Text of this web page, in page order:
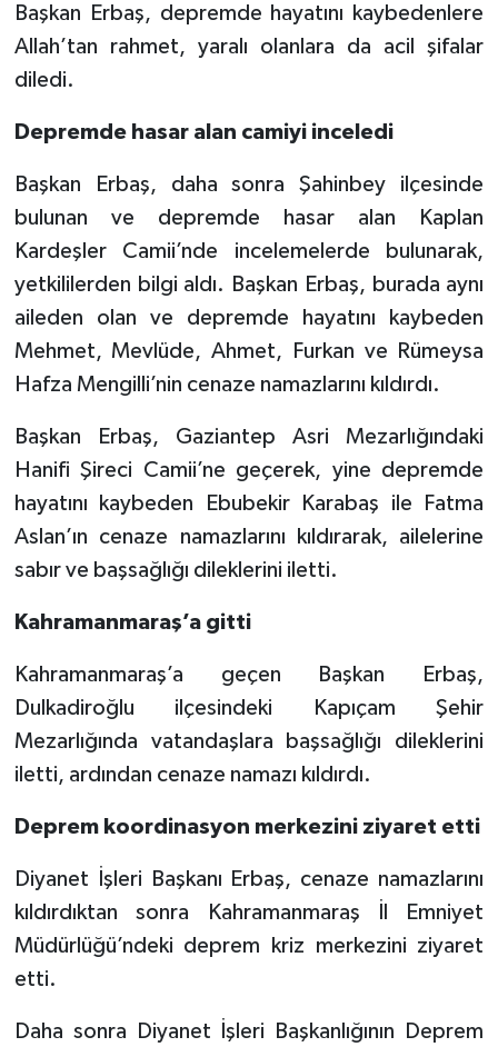
Başkan Erbaş, depremde hayatını kaybedenlere
Allah’tan rahmet, yaralı olanlara da acil şifalar
diledi.
Depremde hasar alan camiyi inceledi
Başkan Erbaş, daha sonra Şahinbey ilçesinde
bulunan ve depremde hasar alan Kaplan
Kardeşler Camii’nde incelemelerde bulunarak,
yetkililerden bilgi aldı. Başkan Erbaş, burada aynı
aileden olan ve depremde hayatını kaybeden
Mehmet, Mevlüde, Ahmet, Furkan ve Rümeysa
Hafza Mengilli’nin cenaze namazlarını kıldırdı.
Başkan Erbaş, Gaziantep Asri Mezarlığındaki
Hanifi Şireci Camii’ne geçerek, yine depremde
hayatını kaybeden Ebubekir Karabaş ile Fatma
Aslan’ın cenaze namazlarını kıldırarak, ailelerine
sabır ve başsağlığı dileklerini iletti.
Kahramanmaraş’a gitti
Kahramanmaraş’a geçen Başkan Erbaş,
Dulkadiroğlu ilçesindeki Kapıçam Şehir
Mezarlığında vatandaşlara başsağlığı dileklerini
iletti, ardından cenaze namazı kıldırdı.
Deprem koordinasyon merkezini ziyaret etti
Diyanet İşleri Başkanı Erbaş, cenaze namazlarını
kıldırdıktan sonra Kahramanmaraş İl Emniyet
Müdürlüğü’ndeki deprem kriz merkezini ziyaret
etti.
Daha sonra Diyanet İşleri Başkanlığının Deprem
Burdur Müftülüğü
Çankırı Müftülüğü
Çorum Müftülüğü
Denizli Müftülüğü
Diyarbakır Müftülüğü
Düzce Müftülüğü
Edirne Müftülüğü
Elazığ Müftülüğü
Eskişehir Müftülüğü
Gaziantep Müftülüğü
Giresun Müftülüğü
Gümüşhane Müftülüğü
Hakkari Müftülüğü
Ekonomi
Bilim, Teknoloji
Biyografiler
Diyanet TV
İhtida Haberleri
YAŞAM